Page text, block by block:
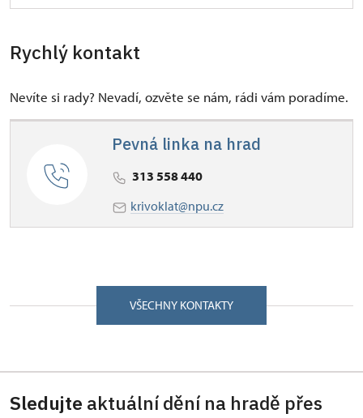
Rychlý kontakt
Nevíte si rady? Nevadí, ozvěte se nám, rádi vám poradíme.
Pevná linka na hrad
313 558 440
krivoklat@npu.cz
VŠECHNY KONTAKTY
Sledujte aktuální dění na hradě přes